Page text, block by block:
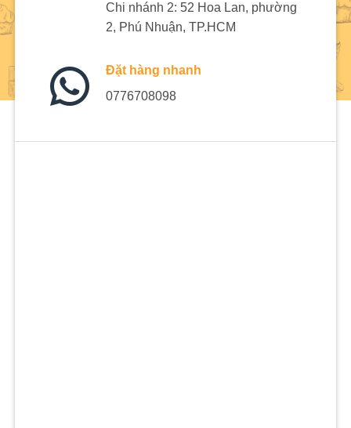
Chi nhánh 2: 52 Hoa Lan, phường
2, Phú Nhuận, TP.HCM
Đặt hàng nhanh
0776708098